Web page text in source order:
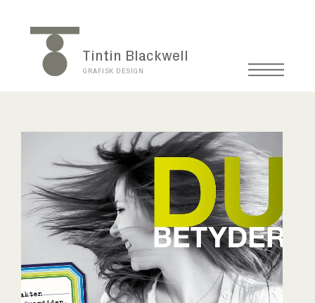
Tintin Blackwell
GRAFISK DESIGN